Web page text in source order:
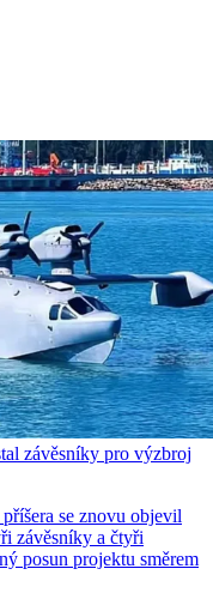
závěsníky pro výzbroj
se znovu objevil
závěsníky a čtyři
posun projektu směrem